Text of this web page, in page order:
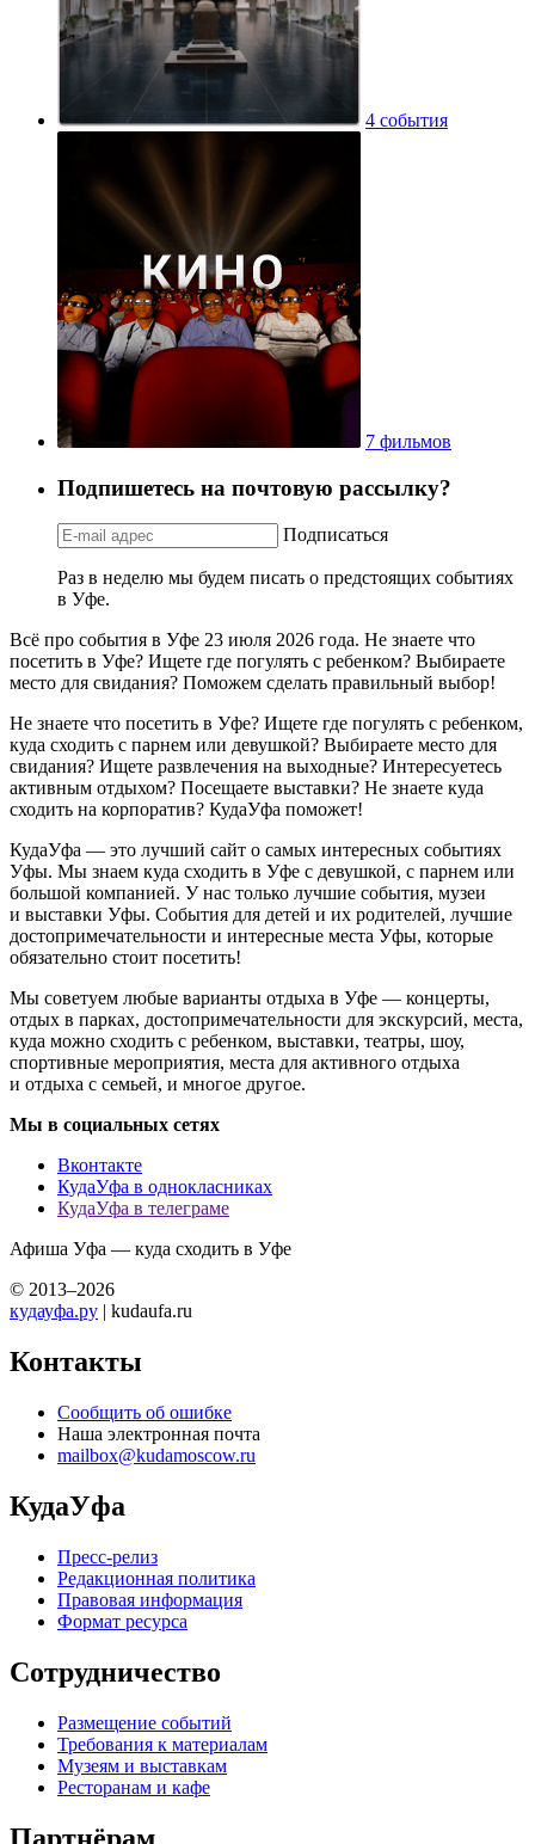
4 события
7 фильмов
Подпишетесь на почтовую рассылку?
Подписаться
Раз в неделю мы будем писать о предстоящих событиях
в Уфе.
Всё про события в Уфе 23 июля 2026 года. Не знаете что
посетить в Уфе? Ищете где погулять с ребенком? Выбираете
место для свидания? Поможем сделать правильный выбор!
Не знаете что посетить в Уфе? Ищете где погулять с ребенком,
куда сходить с парнем или девушкой? Выбираете место для
свидания? Ищете развлечения на выходные? Интересуетесь
активным отдыхом? Посещаете выставки? Не знаете куда
сходить на корпоратив? КудаУфа поможет!
КудаУфа — это лучший сайт о самых интересных событиях
Уфы. Мы знаем куда сходить в Уфе с девушкой, с парнем или
большой компанией. У нас только лучшие события, музеи
и выставки Уфы. События для детей и их родителей, лучшие
достопримечательности и интересные места Уфы, которые
обязательно стоит посетить!
Мы советуем любые варианты отдыха в Уфе — концерты,
отдых в парках, достопримечательности для экскурсий, места,
куда можно сходить с ребенком, выставки, театры, шоу,
спортивные мероприятия, места для активного отдыха
и отдыха с семьей, и многое другое.
Мы в социальных сетях
Вконтакте
КудаУфа в однокласниках
КудаУфа в телеграме
Афиша Уфа — куда сходить в Уфе
© 2013–2026
кудауфа.ру | kudaufa.ru
Контакты
Сообщить об ошибке
Наша электронная почта
mailbox@kudamoscow.ru
КудаУфа
Пресс-релиз
Редакционная политика
Правовая информация
Формат ресурса
Сотрудничество
Размещение событий
Требования к материалам
Музеям и выставкам
Ресторанам и кафе
Партнёрам